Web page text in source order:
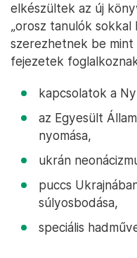
elkészültek az új
„orosz tanulók
szerezhetnek be mint
fejezetek
kapcsolatok a
az Egyesült
nyomása,
ukrán
puccs
súlyosbodása,
speciális